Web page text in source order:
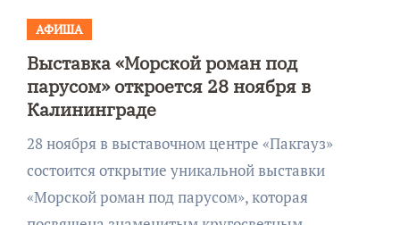
АФИША
Выставка «Морской роман под
парусом» откроется 28 ноября в
Калининграде
28 ноября в выставочном центре «Пакгауз»
состоится открытие уникальной выставки
«Морской роман под парусом», которая